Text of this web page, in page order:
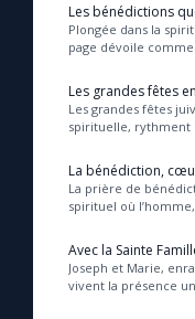
Les bénédictions
Plongée dans la
page dévoile
Les grandes fêtes
Les grandes fêtes
spirituelle, rythment
La bénédiction,
La prière de
spirituel où
Avec la Sainte
Joseph et Marie,
vivent la présence